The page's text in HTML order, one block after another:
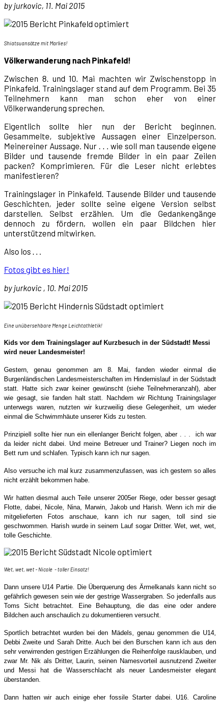
by jurkovic, 11. Mai 2015
Shiatsuansätze mit Marlies!
Völkerwanderung nach Pinkafeld!
Zwischen 8. und 10. Mai machten wir Zwischenstopp in
Pinkafeld. Trainingslager stand auf dem Programm. Bei 35
Teilnehmern kann man schon eher von einer
Völkerwanderung sprechen.
Eigentlich sollte hier nun der Bericht beginnen.
Gesammelte, subjektive Aussagen einer Einzelperson.
Meinereiner Aussage. Nur . . . wie soll man tausende eigene
Bilder und tausende fremde Bilder in ein paar Zeilen
packen? Komprimieren. Für die Leser nicht erlebtes
manifestieren?
Trainingslager in Pinkafeld. Tausende Bilder und tausende
Geschichten, jeder sollte seine eigene Version selbst
darstellen. Selbst erzählen. Um die Gedankengänge
dennoch zu fördern, wollen ein paar Bildchen hier
unterstützend mitwirken.
Also los . . .
Fotos gibt es hier!
by jurkovic , 10. Mai 2015
Eine unübersehbare Menge Leichtathletik!
Kids vor dem Trainingslager auf Kurzbesuch in der Südstadt! Messi
wird neuer Landesmeister!
Gestern, genau genommen am 8. Mai, fanden wieder einmal die
Burgenländischen Landesmeisterschaften im Hindernislauf in der Südstadt
statt. Hatte sich zwar keiner gewünscht (siehe Teilnehmeranzahl), aber
wie gesagt, sie fanden halt statt. Nachdem wir Richtung Trainingslager
unterwegs waren, nutzten wir kurzweilig diese Gelegenheit, um wieder
einmal die Schwimmhäute unserer Kids zu testen.
Prinzipiell sollte hier nun ein ellenlanger Bericht folgen, aber . . . ich war
da leider nicht dabei. Und meine Betreuer und Trainer? Liegen noch im
Bett rum und schlafen. Typisch kann ich nur sagen.
Also versuche ich mal kurz zusammenzufassen, was ich gestern so alles
nicht erzählt bekommen habe.
Wir hatten diesmal auch Teile unserer 2005er Riege, oder besser gesagt
Flotte, dabei, Nicole, Nina, Marwin, Jakob und Harish. Wenn ich mir die
mitgelieferten Fotos anschaue, kann ich nur sagen, toll sind sie
geschwommen. Harish wurde in seinem Lauf sogar Dritter. Wet, wet, wet,
tolle Geschichte.
Wet, wet, wet - Nicole - toller Einsatz!
Dann unsere U14 Partie. Die Überquerung des Ärmelkanals kann nicht so
gefährlich gewesen sein wie der gestrige Wassergraben. So jedenfalls aus
Toms Sicht betrachtet. Eine Behauptung, die das eine oder andere
Bildchen auch anschaulich zu dokumentieren versucht.
Sportlich betrachtet wurden bei den Mädels, genau genommen die U14,
Debbi Zweite und Sarah Dritte. Auch bei den Burschen kann ich aus den
sehr verwirrenden gestrigen Erzählungen die Reihenfolge rausklauben, und
zwar Mr. Nik als Dritter, Laurin, seinen Namesvorteil ausnutzend Zweiter
und Messi hat die Wasserschlacht als neuer Landesmeister elegant
überstanden.
Dann hatten wir auch einige eher fossile Starter dabei. U16. Caroline